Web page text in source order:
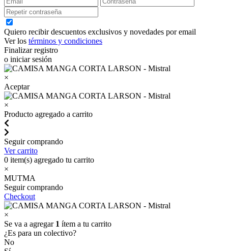
Quiero recibir descuentos exclusivos y novedades por email
Ver los términos y condiciones
Finalizar registro
o iniciar sesión
×
Aceptar
×
Producto agregado a carrito
Seguir comprando
Ver carrito
0 item(s) agregado tu carrito
×
MUTMA
Seguir comprando
Checkout
×
Se va a agregar 1 ítem a tu carrito
¿Es para un colectivo?
No